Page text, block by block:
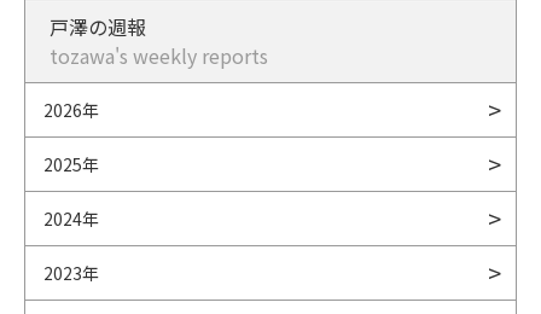
戸澤の週報
tozawa's weekly reports
2026年
2025年
2024年
2023年